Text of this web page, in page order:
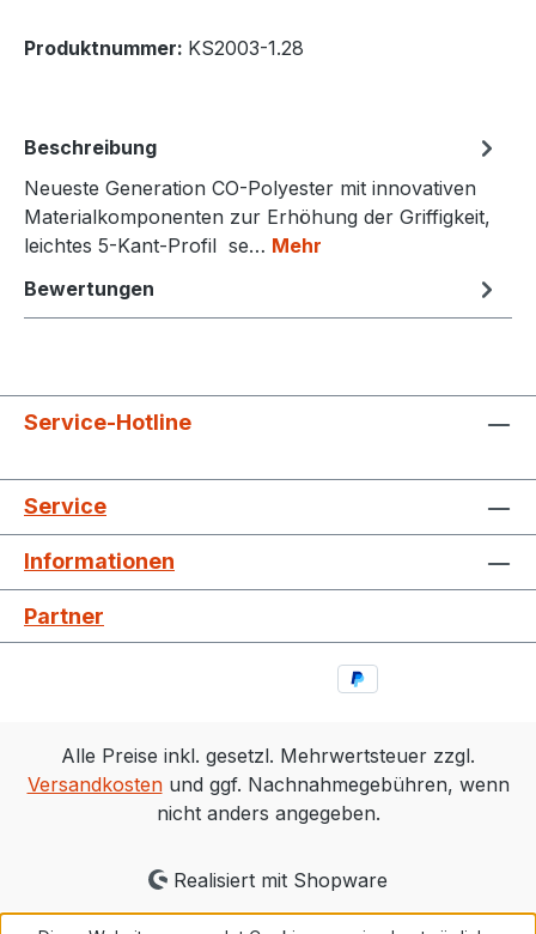
Produktnummer: KS2003-1.28
Beschreibung
Neueste Generation CO-Polyester mit innovativen
Materialkomponenten zur Erhöhung der Griffigkeit,
leichtes 5-Kant-Profil se… Mehr
Bewertungen
Service-Hotline
Service
Informationen
Partner
Alle Preise inkl. gesetzl. Mehrwertsteuer zzgl.
Versandkostenund ggf. Nachnahmegebühren, wenn
nicht anders angegeben.
Realisiert mit Shopware